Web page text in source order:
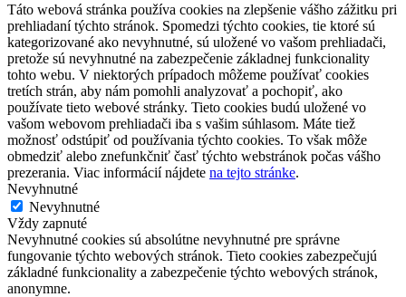
Táto webová stránka používa cookies na zlepšenie vášho zážitku pri
prehliadaní týchto stránok. Spomedzi týchto cookies, tie ktoré sú
kategorizované ako nevyhnutné, sú uložené vo vašom prehliadači,
pretože sú nevyhnutné na zabezpečenie základnej funkcionality
tohto webu. V niektorých prípadoch môžeme používať cookies
tretích strán, aby nám pomohli analyzovať a pochopiť, ako
používate tieto webové stránky. Tieto cookies budú uložené vo
vašom webovom prehliadači iba s vašim súhlasom. Máte tiež
možnosť odstúpiť od používania týchto cookies. To však môže
obmedziť alebo znefunkčniť časť týchto webstránok počas vášho
prezerania. Viac informácií nájdete na tejto stránke.
Nevyhnutné
Nevyhnutné
Vždy zapnuté
Nevyhnutné cookies sú absolútne nevyhnutné pre správne
fungovanie týchto webových stránok. Tieto cookies zabezpečujú
základné funkcionality a zabezpečenie týchto webových stránok,
anonymne.